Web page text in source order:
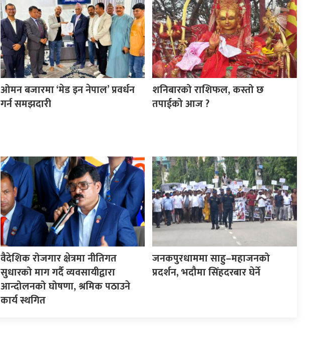
ओमन बजारमा ‘मेड इन नेपाल’ प्रवर्धन
गर्न समझदारी
शनिबारको राशिफल, कस्तो छ
तपाईको आज ?
वैदेशिक रोजगार क्षेत्रमा नीतिगत
सुधारको माग गर्दै व्यवसायीद्वारा
आन्दोलनको घोषणा, श्रमिक पठाउने
कार्य स्थगित
जनकपुरधाममा साहु–महाजनको
प्रदर्शन, भदौमा सिंहदरबार घेर्ने